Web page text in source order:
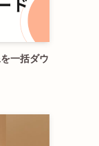
一括ダウ